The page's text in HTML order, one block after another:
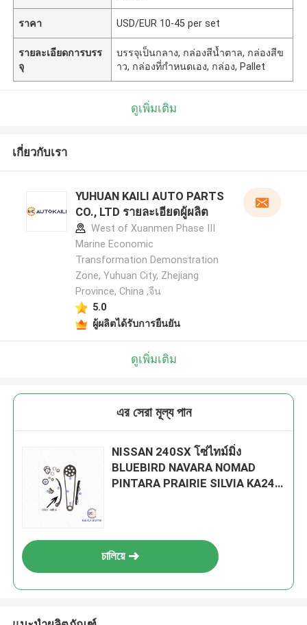
ราคา USD/EUR 10-45 per set
รายละเอียดการบรร
จุ
บรรจุเป็นกลาง, กล่องสีน้ำตาล, กล่องสีข
าว, กล่องที่กำหนดเอง, กล่อง, Pallet
ดูเพิ่มเติม
เกี่ยวกับเรา
YUHUAN KAILI AUTO PARTS
CO., LTD รายละเอียดผู้ผลิต
West of Xuanmen Phase III
Marine Economic
Transformation Demonstration
Zone, Yuhuan City, Zhejiang
Province, China ,จีน
5.0
ผู้ผลิตได้รับการยืนยัน
ดูเพิ่มเติม
এর সেরা মূল্য পান
NISSAN 240SX โซ่ไทม์มิ่ง
BLUEBIRD NAVARA NOMAD
PINTARA PRAIRIE SILVIA KA24E
চালিয়ে